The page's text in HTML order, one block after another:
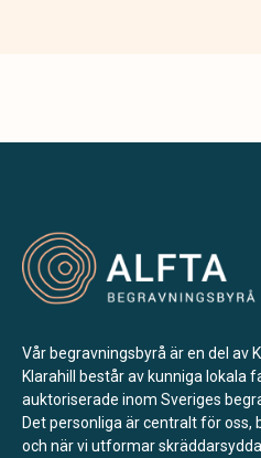
Vår begravningsbyrå är en del av
Klarahill består av kunniga lokala
auktoriserade inom Sveriges
Det personliga är centralt för oss,
och när vi utformar